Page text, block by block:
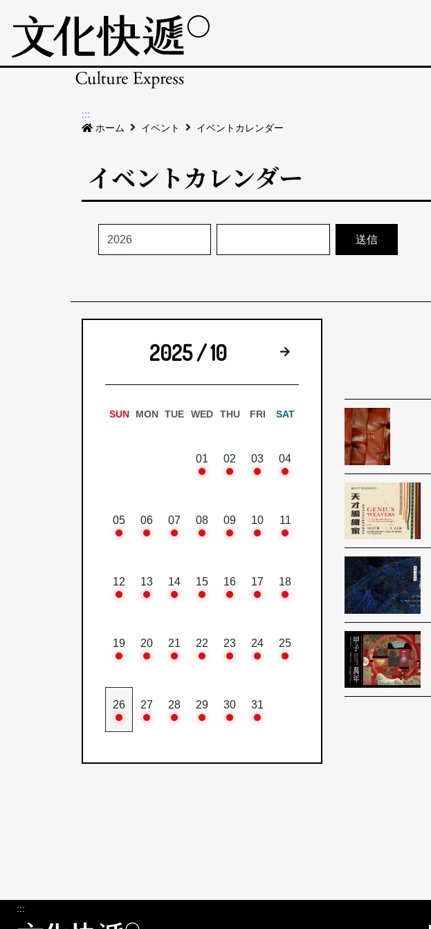
:::
ホーム
イベント イベントカレンダー
イベントカレンダー
2025 / 10 来月
SUN MON TUE WED THU FRI SAT
01 02 03 04
05 06 07 08 09 10 11
12 13 14 15 16 17 18
19 20 21 22 23 24 25
26 27 28 29 30 31
:::